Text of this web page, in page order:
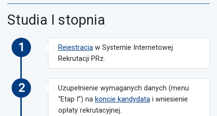
Studia I stopnia
Rejestracjaw Systemie Internetowej
Rekrutacji PRz.
1
Uzupełnienie wymaganych danych (menu
“Etap I”) na koncie kandydatai wniesienie
opłaty rekrutacyjnej.
2